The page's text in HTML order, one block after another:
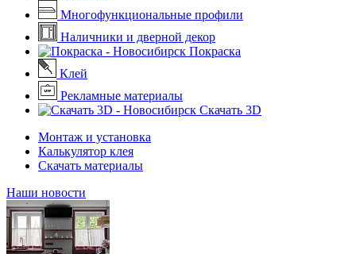
Многофункциональные профили
Наличники и дверной декор
Покраска
Клей
Рекламные материалы
Скачать 3D
Монтаж и установка
Калькулятор клея
Скачать материалы
Наши новости